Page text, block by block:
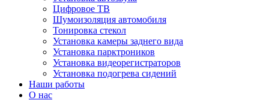
Цифровое ТВ
Шумоизоляция автомобиля
Тонировка стекол
Установка камеры заднего вида
Установка парктроников
Установка видеорегистраторов
Установка подогрева сидений
Наши работы
О нас